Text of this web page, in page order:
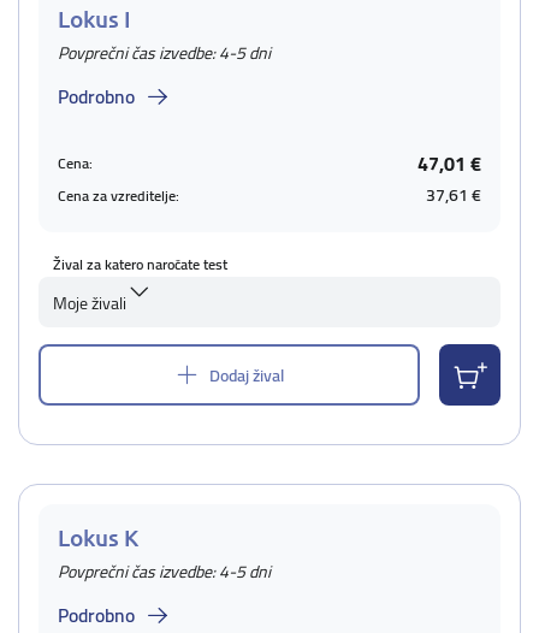
Lokus I
Povprečni čas izvedbe: 4-5 dni
Podrobno
Cena: 47,01 €
Cena za vzreditelje: 37,61 €
Žival za katero naročate test
Moje živali
Dodaj žival
Lokus K
Povprečni čas izvedbe: 4-5 dni
Podrobno